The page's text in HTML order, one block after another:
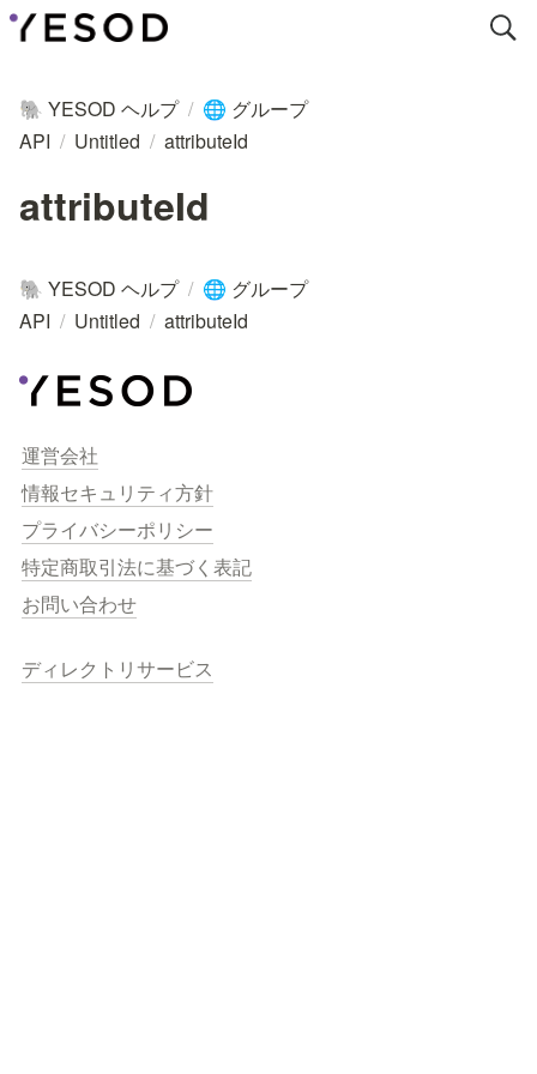
🐘 YESOD ヘルプ / 🌐 グループ
API / Untitled / attributeId
attributeId
🐘 YESOD ヘルプ / 🌐 グループ
API / Untitled / attributeId
運営会社
情報セキュリティ方針
プライバシーポリシー
特定商取引法に基づく表記
お問い合わせ
ディレクトリサービス